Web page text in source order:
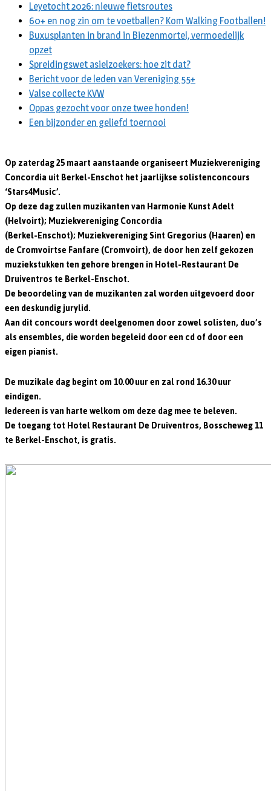
Leyetocht 2026: nieuwe fietsroutes
60+ en nog zin om te voetballen? Kom Walking Footballen!
Buxusplanten in brand in Biezenmortel, vermoedelijk
opzet
Spreidingswet asielzoekers: hoe zit dat?
Bericht voor de leden van Vereniging 55+
Valse collecte KVW
Oppas gezocht voor onze twee honden!
Een bijzonder en geliefd toernooi
Op zaterdag 25 maart aanstaande organiseert Muziekvereniging
Concordia uit Berkel-Enschot het jaarlijkse solistenconcours
‘Stars4Music’.
Op deze dag zullen muzikanten van Harmonie Kunst Adelt
(Helvoirt); Muziekvereniging Concordia
(Berkel-Enschot); Muziekvereniging Sint Gregorius (Haaren) en
de Cromvoirtse Fanfare (Cromvoirt), de door hen zelf gekozen
muziekstukken ten gehore brengen in Hotel-Restaurant De
Druiventros te Berkel-Enschot.
De beoordeling van de muzikanten zal worden uitgevoerd door
een deskundig jurylid.
Aan dit concours wordt deelgenomen door zowel solisten, duo’s
als ensembles, die worden begeleid door een cd of door een
eigen pianist.
De muzikale dag begint om 10.00 uur en zal rond 16.30 uur
eindigen.
Iedereen is van harte welkom om deze dag mee te beleven.
De toegang tot Hotel Restaurant De Druiventros, Bosscheweg 11
te Berkel-Enschot, is gratis.